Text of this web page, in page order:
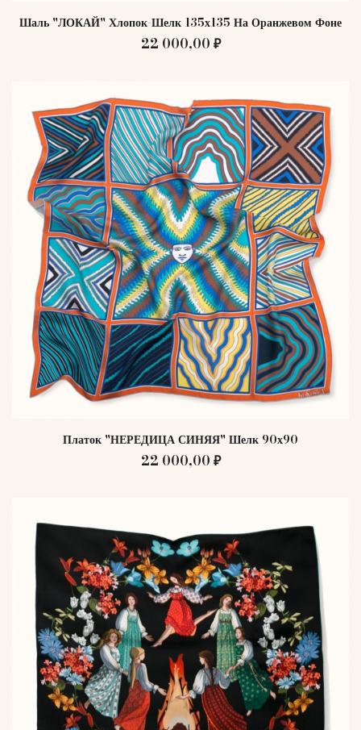
Шаль "ЛОКАЙ" Хлопок-Шелк 135х135 На Оранжевом Фоне
22 000,00 ₽
Платок "НЕРЕДИЦА СИНЯЯ" Шелк 90х90
22 000,00 ₽